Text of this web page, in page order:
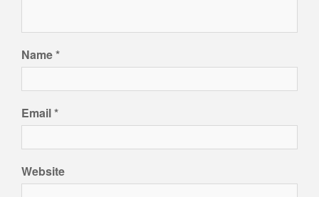
Name*
Email*
Website